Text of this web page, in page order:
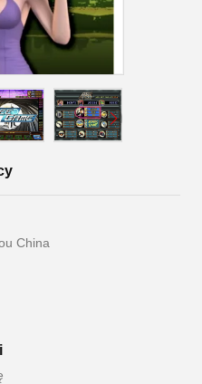
China